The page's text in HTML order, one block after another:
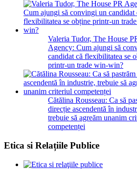
Valeria Tudor, The House
Agency: Cum ajungi să
candidat că flexibilitatea se
printr-un trade win-win?
Cătălina Rousseau: Ca să
direcție ascendentă în
trebuie să agreăm unanim
competenței
Etica si Relațiile Publice